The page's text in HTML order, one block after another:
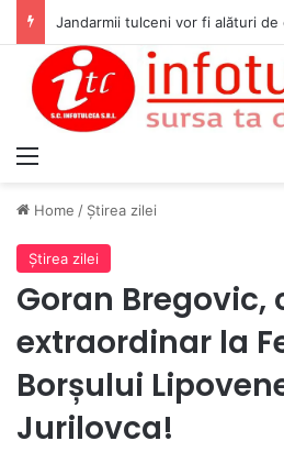
Home / Ştirea zilei
Ştirea zilei
Goran Bregovic,
extraordinar la
Borșului
Jurilovca!